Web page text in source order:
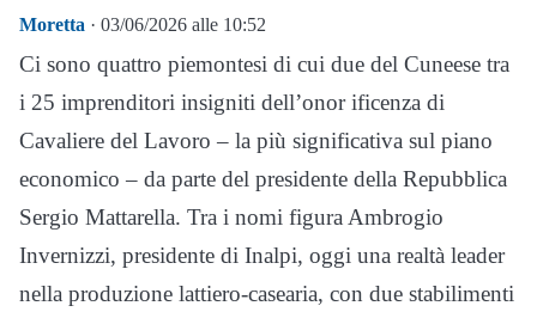
Moretta · 03/06/2026 alle 10:52
Ci sono quattro piemontesi di cui due del Cuneese tra
i 25 imprenditori insigniti dell’onor ificenza di
Cavaliere del Lavoro – la più significativa sul piano
economico – da parte del presidente della Repubblica
Sergio Mattarella. Tra i nomi figura Ambrogio
Invernizzi, presidente di Inalpi, oggi una realtà leader
nella produzione lattiero-casearia, con due stabilimenti